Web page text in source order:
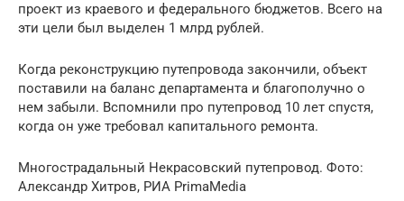
проект из краевого и федерального бюджетов. Всего на
эти цели был выделен 1 млрд рублей.
Когда реконструкцию путепровода закончили, объект
поставили на баланс департамента и благополучно о
нем забыли. Вспомнили про путепровод 10 лет спустя,
когда он уже требовал капитального ремонта.
Многострадальный Некрасовский путепровод. Фото:
Александр Хитров, РИА PrimaMedia